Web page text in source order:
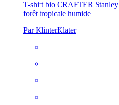
T-shirt bio CRAFTER
forêt tropicale humide
Par KlinterKlater